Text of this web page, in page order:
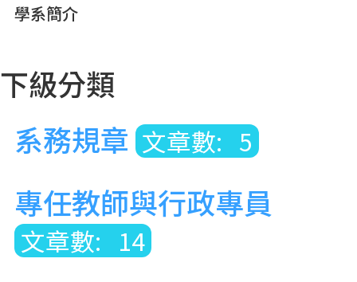
學系簡介
下級分類
系務規章 文章數: 5
專任教師與行政專員
文章數: 14